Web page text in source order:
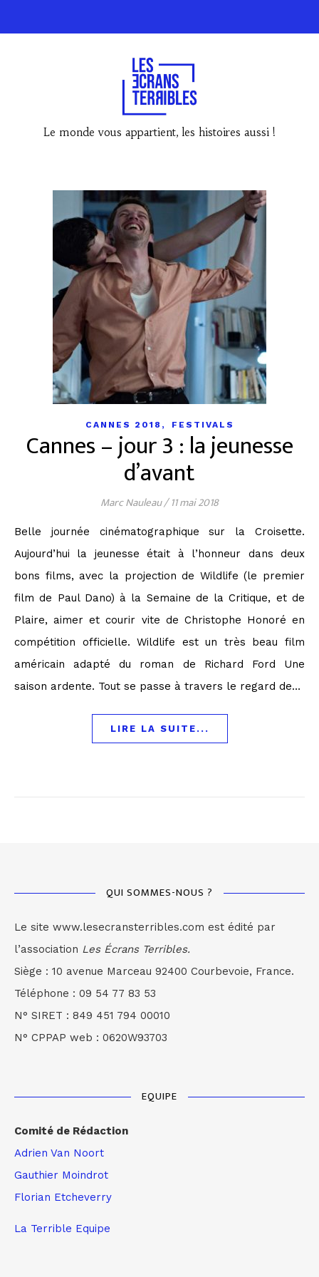
Le monde vous appartient, les histoires aussi !
CANNES 2018 , FESTIVALS
Cannes – jour 3 : la jeunesse
d’avant
Marc Nauleau/ 11 mai 2018
Belle journée cinématographique sur la Croisette.
Aujourd’hui la jeunesse était à l’honneur dans deux
bons films, avec la projection de Wildlife (le premier
film de Paul Dano) à la Semaine de la Critique, et de
Plaire, aimer et courir vite de Christophe Honoré en
compétition officielle. Wildlife est un très beau film
américain adapté du roman de Richard Ford Une
saison ardente. Tout se passe à travers le regard de…
LIRE LA SUITE...
QUI SOMMES-NOUS ?
Le site www.lesecransterribles.com est édité par
l’association Les Écrans Terribles.
Siège : 10 avenue Marceau 92400 Courbevoie, France.
Téléphone : 09 54 77 83 53
N° SIRET : 849 451 794 00010
N° CPPAP web : 0620W93703
EQUIPE
Comité de Rédaction
Adrien Van Noort
Gauthier Moindrot
Florian Etcheverry
La Terrible Equipe